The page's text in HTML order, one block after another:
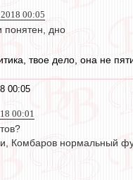
00:05
понятен, дно
твое дело, она не
00:05
00:01
Комбаров нормальный